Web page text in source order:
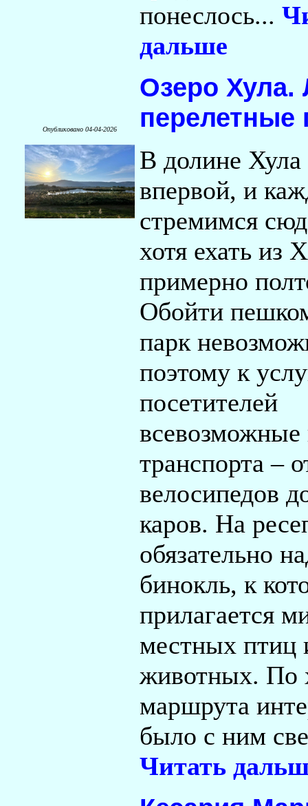
понеслось...
дальше
Опубликовано 04-04-2026
Озеро Хула.
перелетные
В долине
впервой, и
стремимся
хотя ехать из
примерно
Обойти
парк
поэтому к
посетителей
транспорта –
велосипедов
каров. На
обязательно
бинокль, к
прилагается
местных птиц
животных. По
маршрута
было с ним
Читать